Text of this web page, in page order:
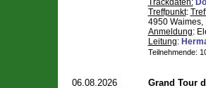
Trackdaten:
Treffpunkt:
4950 Waimes,
Anmeldung:
Leitung:
Teilnehmende:
06.08.2026
Grand Tour